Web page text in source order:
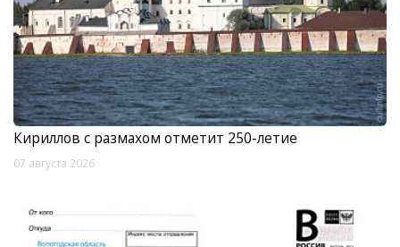
Кириллов с размахом отметит 250-летие
07 августа 2026